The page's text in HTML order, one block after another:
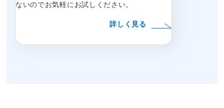
ないのでお気軽にお試しください。
詳しく見る